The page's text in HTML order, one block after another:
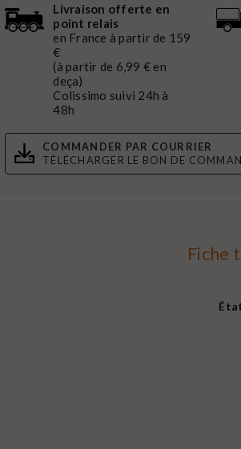
Livraison offerte en
point relais
en France à partir de 159
€
(à partir de 6,99 € en
deça)
Colissimo suivi 24h à
48h
COMMANDER PAR COURRIER
TÉLÉCHARGER LE BON DE
Fiche